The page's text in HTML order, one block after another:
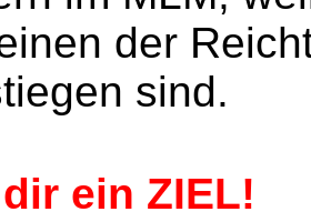
der
sind.
ein ZIEL!